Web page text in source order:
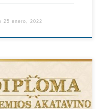
25 enero, 2022
DE ORO Y DOS